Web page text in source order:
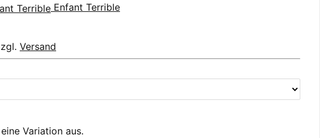
Enfant Terrible
Versand
Variation aus.